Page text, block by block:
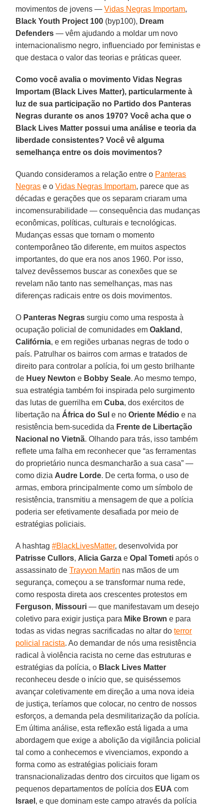
movimentos de jovens —Vidas Negras Importam,
Black Youth Project 100 (byp100), Dream
Defenders — vêm ajudando a moldar um novo
internacionalismo negro, influenciado por feministas e
que destaca o valor das teorias e práticas queer.
Como você avalia o movimento Vidas Negras
Importam (Black Lives Matter), particularmente à
luz de sua participação no Partido dos Panteras
Negras durante os anos 1970? Você acha que o
Black Lives Matter possui uma análise e teoria da
liberdade consistentes? Você vê alguma
semelhança entre os dois movimentos?
Quando consideramos a relação entre o Panteras
Negras e oVidas Negras Importam, parece que as
décadas e gerações que os separam criaram uma
incomensurabilidade — consequência das mudanças
econômicas, políticas, culturais e tecnológicas.
Mudanças essas que tornam o momento
contemporâneo tão diferente, em muitos aspectos
importantes, do que era nos anos 1960. Por isso,
talvez devêssemos buscar as conexões que se
revelam não tanto nas semelhanças, mas nas
diferenças radicais entre os dois movimentos.
O Panteras Negras surgiu como uma resposta à
ocupação policial de comunidades emOakland ,
Califórnia, e em regiões urbanas negras de todo o
país. Patrulhar os bairros com armas e tratados de
direito para controlar a polícia, foi um gesto brilhante
de Huey Newton e Bobby Seale. Ao mesmo tempo,
sua estratégia também foi inspirada pelo surgimento
das lutas de guerrilha emCuba, dos exércitos de
libertação na África do Sule no Oriente Médio e na
resistência bem-sucedida da Frente de Libertação
Nacional no Vietnã. Olhando para trás, isso também
reflete uma falha em reconhecer que “as ferramentas
do proprietário nunca desmancharão a sua casa” —
como dizia Audre Lorde. De certa forma, o uso de
armas, embora principalmente como um símbolo de
resistência, transmitiu a mensagem de que a polícia
poderia ser efetivamente desafiada por meio de
estratégias policiais.
A hashtag#BlackLivesMatter, desenvolvida por
Patrisse Cullors, Alicia Garza eOpal Tometi após o
assassinato deTrayvon Martin nas mãos de um
segurança, começou a se transformar numa rede,
como resposta direta aos crescentes protestos em
Ferguson, Missouri — que manifestavam um desejo
coletivo para exigir justiça para Mike Brown e para
todas as vidas negras sacrificadas no altar doterror
policial racista. Ao demandar de nós uma resistência
radical à violência racista no cerne das estruturas e
estratégias da polícia, o Black Lives Matter
reconheceu desde o início que, se quiséssemos
avançar coletivamente em direção a uma nova ideia
de justiça, teríamos que colocar, no centro de nossos
esforços, a demanda pela desmilitarização da polícia.
Em última análise, esta reflexão está ligada a uma
abordagem que exige a abolição da vigilância policial
tal como a conhecemos e vivenciamos, expondo a
forma como as estratégias policiais foram
transnacionalizadas dentro dos circuitos que ligam os
pequenos departamentos de polícia dos EUA com
Israel , e que dominam este campo através da polícia